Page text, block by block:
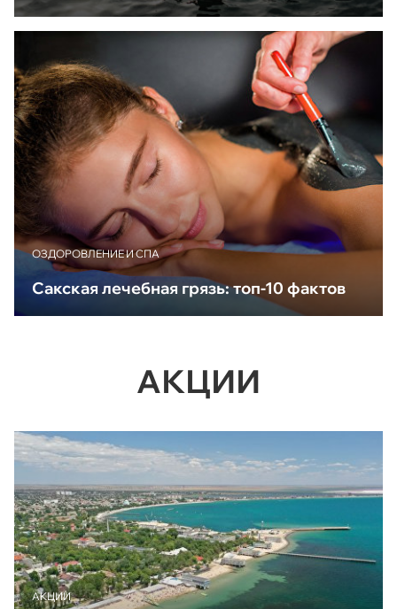
ОЗДОРОВЛЕНИЕ И СПА
Сакская лечебная грязь: топ-10 фактов
АКЦИИ
АКЦИИ